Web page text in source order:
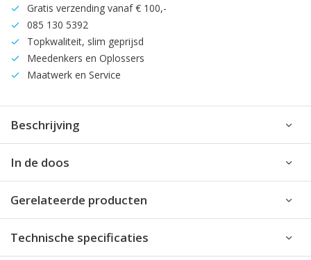
Gratis verzending vanaf € 100,-
085 130 5392
Topkwaliteit, slim geprijsd
Meedenkers en Oplossers
Maatwerk en Service
Beschrijving
In de doos
Gerelateerde producten
Technische specificaties